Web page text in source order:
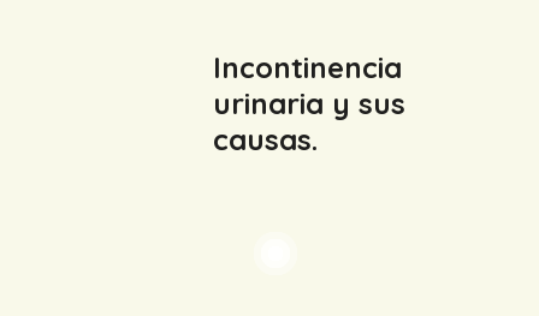
Incontinencia
urinaria y sus
causas.